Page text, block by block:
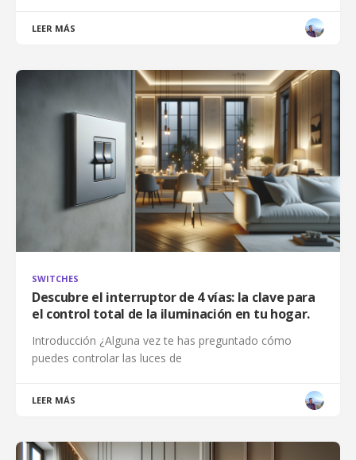
LEER MÁS
SWITCHES
Descubre el interruptor de 4 vías: la clave para
el control total de la iluminación en tu hogar.
Introducción ¿Alguna vez te has preguntado cómo
puedes controlar las luces de
LEER MÁS